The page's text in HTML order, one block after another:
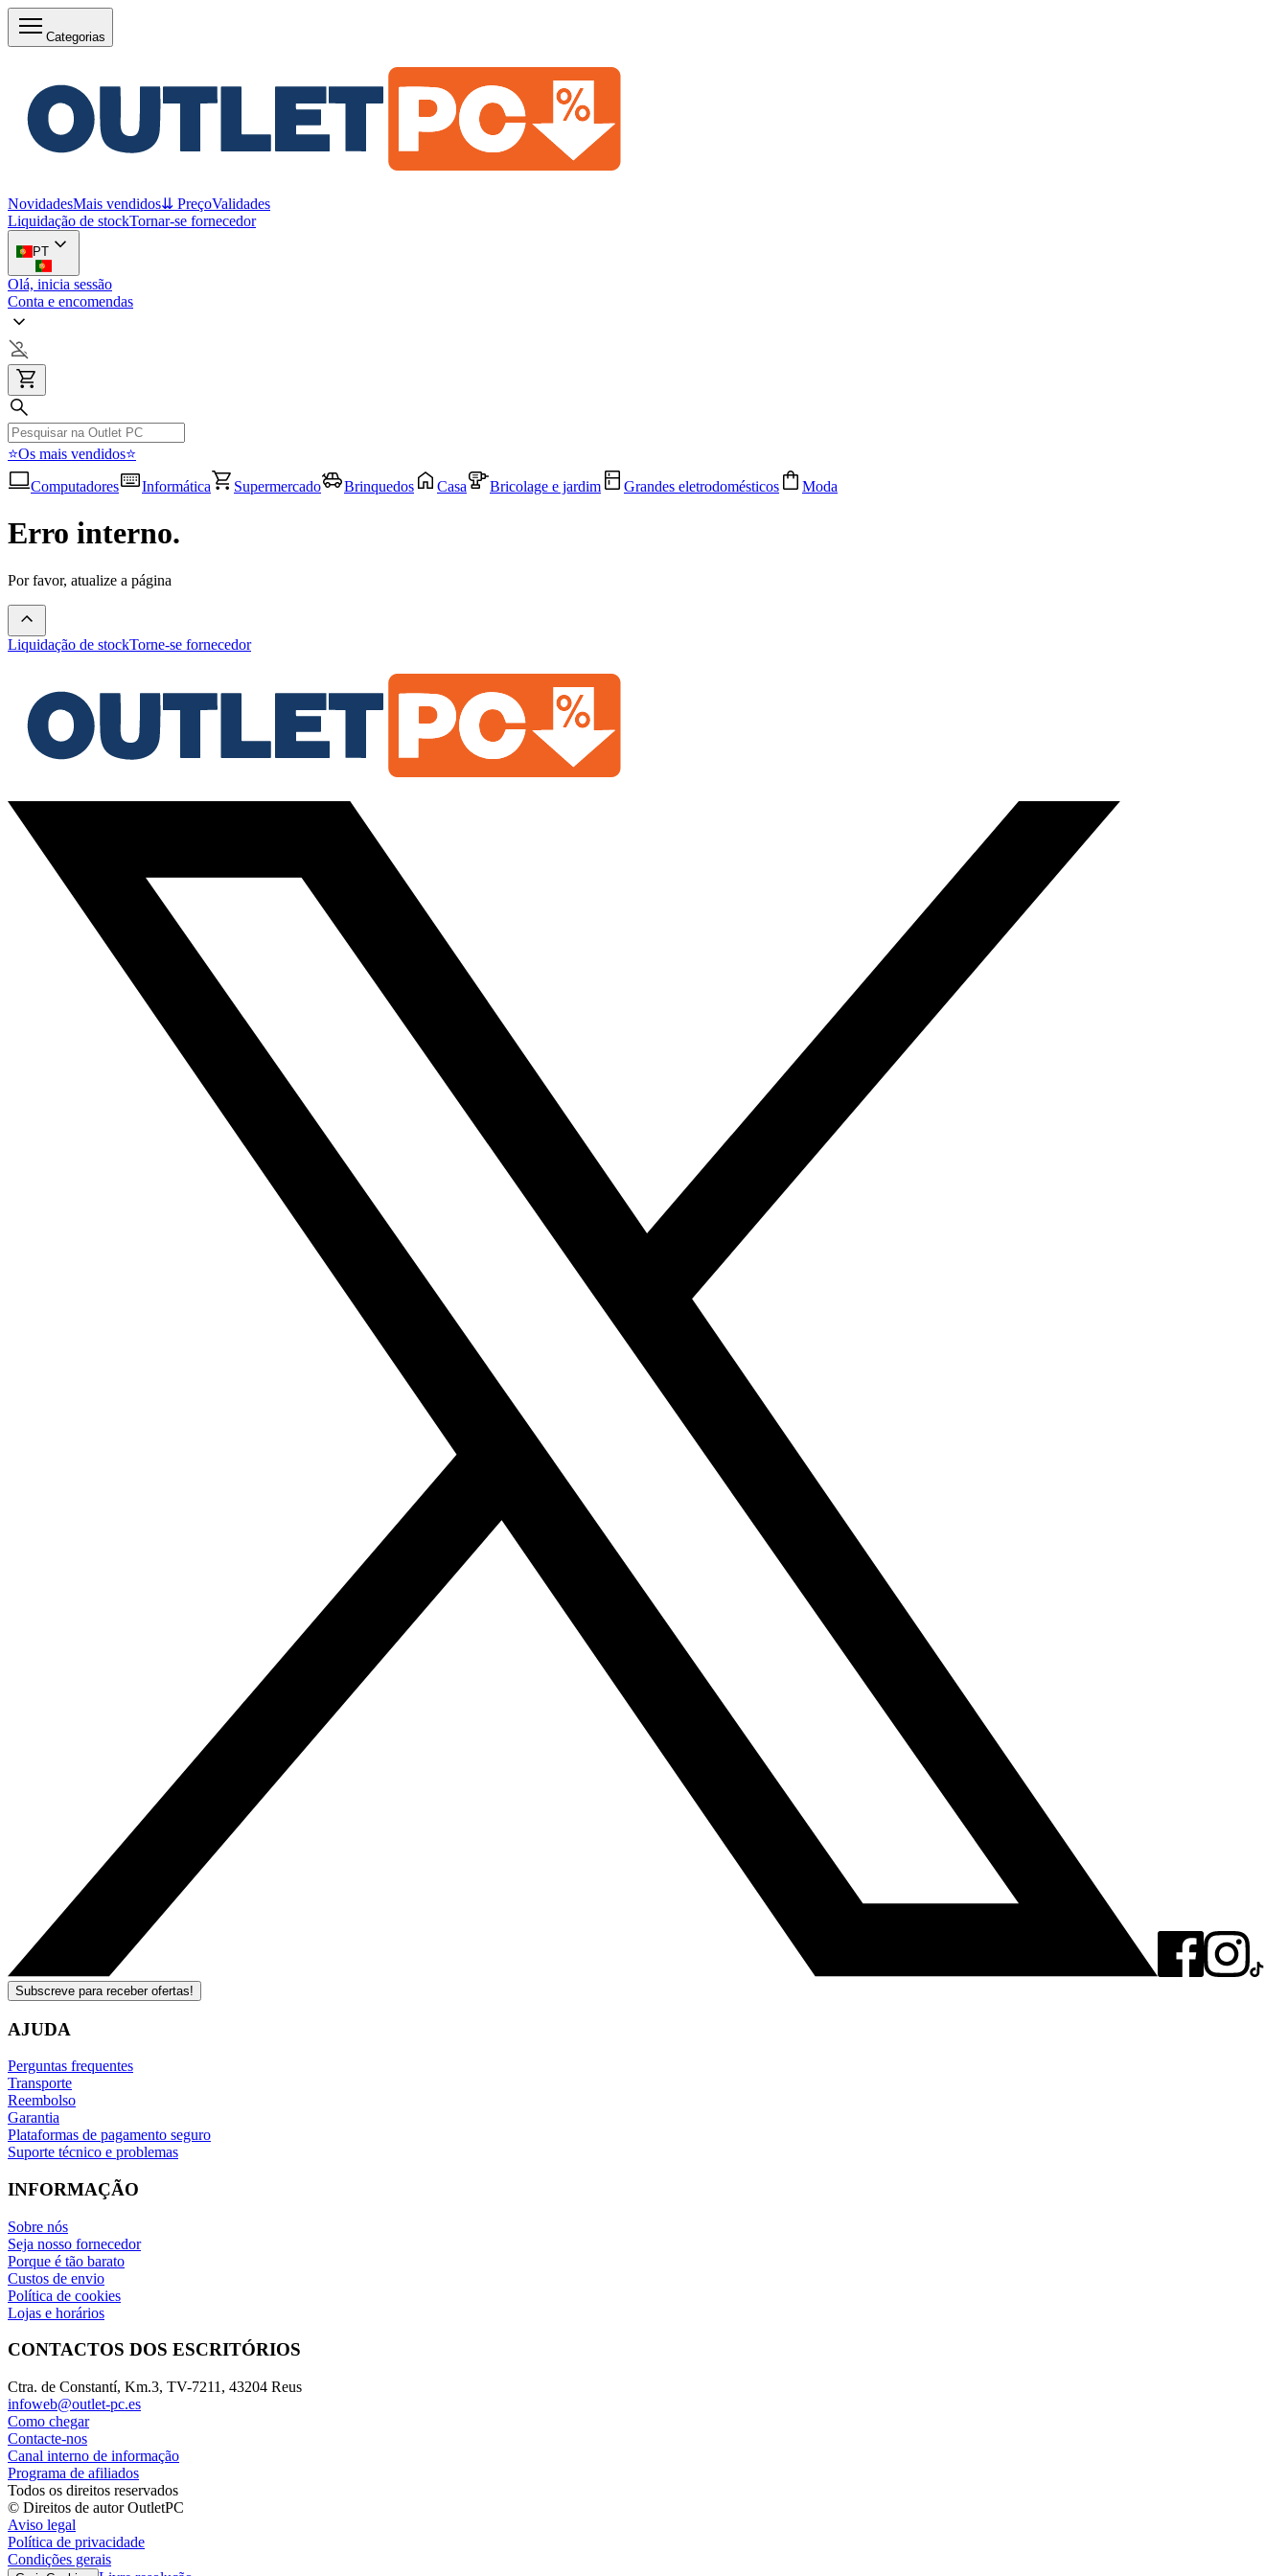
Categorias
NovidadesMais vendidos⇊ PreçoValidades
Liquidação de stockTornar-se fornecedor
PT
Olá, inicia sessão
Conta e encomendas
⭐Os mais vendidos⭐
Computadores
Informática Supermercado Brinquedos Casa Bricolage e jardim Grandes eletrodomésticos Moda
Erro interno.
Por favor, atualize a página
Liquidação de stockTorne-se fornecedor
Subscreve para receber ofertas!
AJUDA
Perguntas frequentes
Transporte
Reembolso
Garantia
Plataformas de pagamento seguro
Suporte técnico e problemas
INFORMAÇÃO
Sobre nós
Seja nosso fornecedor
Porque é tão barato
Custos de envio
Política de cookies
Lojas e horários
CONTACTOS DOS ESCRITÓRIOS
Ctra. de Constantí, Km.3, TV-7211, 43204 Reus
infoweb@outlet-pc.es
Como chegar
Contacte-nos
Canal interno de informação
Programa de afiliados
Todos os direitos reservados
© Direitos de autor OutletPC
Aviso legal
Política de privacidade
Condições gerais